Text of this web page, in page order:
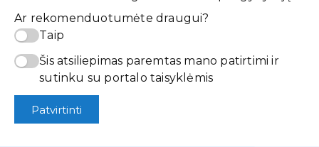
Ar rekomenduotumėte draugui?
Taip
Šis atsiliepimas paremtas mano patirtimi ir
sutinku su portalo taisyklėmis
Patvirtinti